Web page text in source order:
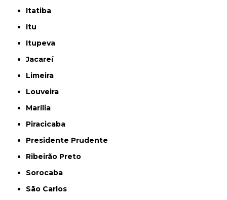
Itatiba
Itu
Itupeva
Jacareí
Limeira
Louveira
Marília
Piracicaba
Presidente Prudente
Ribeirão Preto
Sorocaba
São Carlos